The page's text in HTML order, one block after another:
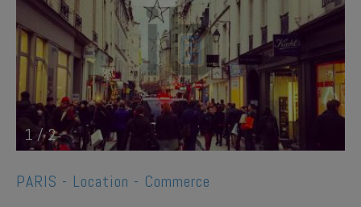
1 /2
PARIS - Location - Commerce